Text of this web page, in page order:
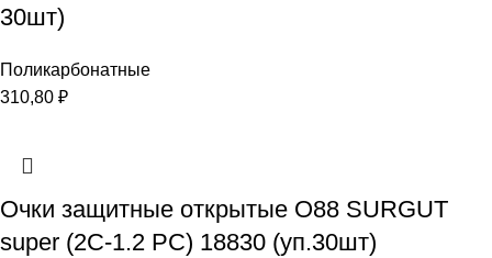
30шт)
Поликарбонатные
310,80 ₽
Очки защитные открытые О88 SURGUT
super (2C-1.2 PC) 18830 (уп.30шт)